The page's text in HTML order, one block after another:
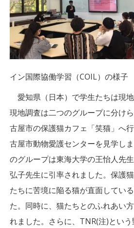
イン国際協働学習（COIL）の様子
愛知県（日本）で学生たちは現地
現地調査は二つのグループに分け
古屋市の保護猫カフェ「笑猫」へ
古屋市動物愛護センターを見学し
のグループは東海大学の王怡人先
弘子先生に引率されました。保護
たちに苦境に陥る猫が直面してい
た。同時に、猫たちとのふれあい
れました。さらに、TNR(注)とい